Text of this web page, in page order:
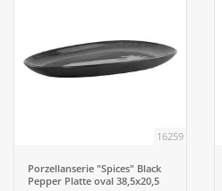
16259
Porzellanserie "Spices" Black
Pepper Platte oval 38,5x20,5